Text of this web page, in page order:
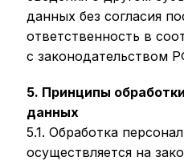
данных без согласия
ответственность в
с законодательством
5. Принципы
данных
5.1. Обработка
осуществляется на